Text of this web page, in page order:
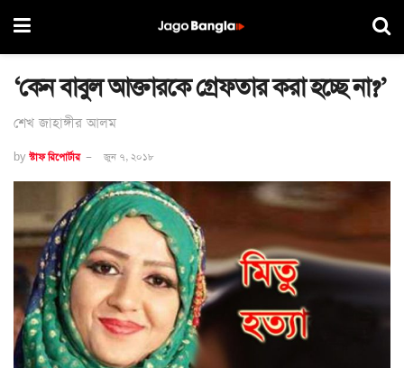
‘কেন বাবুল আক্তারকে গ্রেফতার করা হচ্ছে না?’
শেখ জাহাঙ্গীর আলম
by স্টাফ রিপোর্টার জুন ৭, ২০১৮